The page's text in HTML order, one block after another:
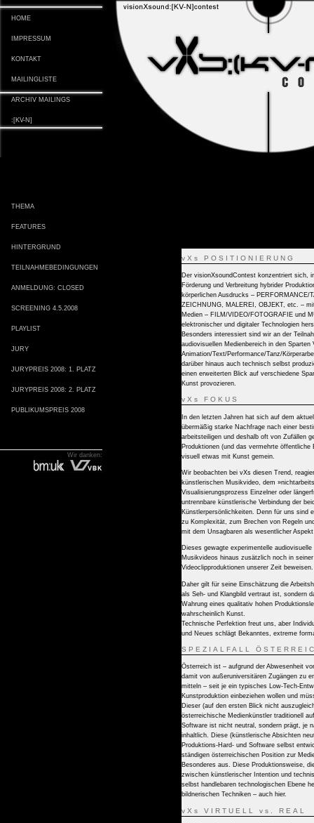
HOME
IMPRESSUM
KONTAKT
MAILINGLISTE
ARCHIV MAILINGS
:[KV-N]
THEMA
FEATURES
HINTERGRUND
TEILNAHMEBEDINGUNGEN
ANMELDUNG: CLOSED
SCREENING 4.5.2008
PLAYLIST
JURY
JURYPREIS 2008: 1. PLATZ
JURYPREIS 2008: 2. PLATZ
PUBLIKUMSPREIS 2008
Wir danken:
vXs POSITIONIERUNG
Der visionXsoundContest konzentriert sich,
Förderung und Verbreitung hybrider
körperlichen Ausdrucks –
ZEICHNUNG, MALEREI, OBJEKT, etc. –
Medien – FILM/VIDEO/FOTOGRAFIE und
elektronischer und digitaler Technologien
Besonders interessiert sind wir an der
audiovisuellen Medienbereich in den
Animation/Text/Performance/Tanz/
darüber hinaus auch technisch selbst
einen erweiterten Blick auf verschiedene
Kunst provozieren.
vXs FOKUS
In den letzten Jahren hat sich auf dem
übermäßig starke Nachfrage nach einer
arbeitsteiligen und deshalb oft von Zufällen
Produktionen (und das vermehrte
visuell etwas mit Kunst gemein.
Wir beobachten bei vXs diesen Trend,
künstlerischen Musikvideo, dem
Visualisierungsprozess Einzelner oder
untrennbare künstlerische Verbindung der
Künstlerpersönlichkeiten. Denn für uns sind
zu Komplexität, zum Brechen von Regeln
mit dem Unsagbaren als wesentlicher
Dieses gewagte experimentelle
Musikvideos hinaus zusätzlich noch in
Videoclipproduktionen unserer Zeit beweisen.
Daher gilt für seine Einschätzung die
als Seh- und Klangbild vertraut ist, sondern
Wahrung eines qualitativ hohen
wahrscheinlich Kunst.
Technische Perfektion freut uns, aber
und Neues schlägt Bekanntes, extreme
SPEZIALFALL
Österreich ist – aufgrund der Abwesenheit
damit von außeruniversitären Zugängen zu
mitteln – seit je ein typisches Low-Tech-
Kunstproduktion einbeziehen wollen und
Dieser (auf den ersten Blick nicht
österreichische Medienkünstler traditionell
Software ist nicht neutral, sondern prägt, je
inhaltlich. Diese (künstlerische Absichten
Produktions-Hard- und Software selbst
ständigen österreichischen Position zur
Besonderes aus. Diese Produktionsweise,
zwischen künstlerischer Intention und
selbst handlebaren technolo­gi­schen Ebene
bildnerischen Techniken – auch hier.
vXs VIRTUELL vs. REAL